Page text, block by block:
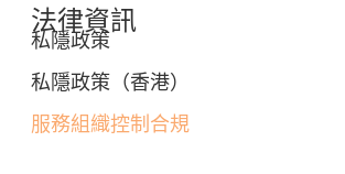
法律資訊
私隱政策
私隱政策（香港）
服務組織控制合規